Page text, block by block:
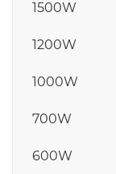
1500W
1200W
1000W
700W
600W